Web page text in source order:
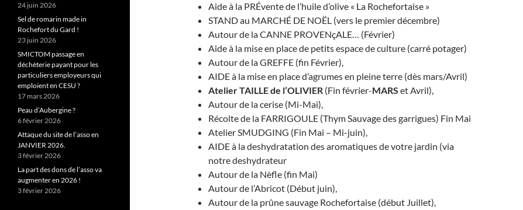
Aide à la PRÉvente de l’huile d’olive « La Rochefortaise »
STAND au MARCHÉ DE NOËL (vers le premier décembre)
Autour de la CANNE PROVENçALE… (Février)
Aide à la mise en place de petits espace de culture (carré potager)
Autour de la GREFFE (fin Février),
AIDE à la mise en place d’agrumes en pleine terre (dès mars/Avril)
Atelier TAILLE de l’OLIVIER (Fin février-MARS et Avril),
Autour de la cerise (Mi-Mai),
Récolte de la FARRIGOULE (Thym Sauvage des garrigues) Fin Mai
Atelier SMUDGING (Fin Mai – Mi-juin),
AIDE à la deshydratation des aromatiques de votre jardin (via
notre deshydrateur
Autour de la Nèfle (fin Mai)
Autour de l’Abricot (Début juin),
Autour de la prûne sauvage Rochefortaise (début Juillet),
24 juin 2026
Sel de romarin made in
Rochefort du Gard !
23 juin 2026
SMICTOM passage en
déchèterie payant pour les
particuliers employeurs qui
emploient en CESU ?
17 mars 2026
Peau d’Aubergine ?
6 février 2026
Attaque du site de l’asso en
JANVIER 2026.
3 février 2026
La part des dons de l’asso va
augmenter en 2026 !
3 février 2026